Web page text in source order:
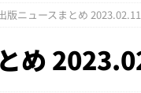
ワン」問題の第三者委員会調査
スまとめ
向けポータルサイト提供開始
版ニュースまとめ 2023.02.11
め